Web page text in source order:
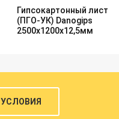
Гипсокартонный лист
(ПГО-УК) Danogips
2500х1200х12,5мм
УСЛОВИЯ